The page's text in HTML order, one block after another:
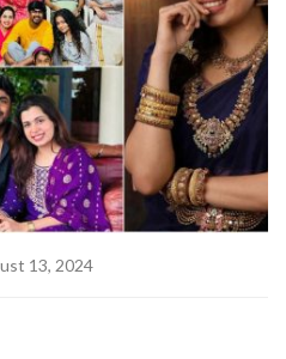
13, 2024